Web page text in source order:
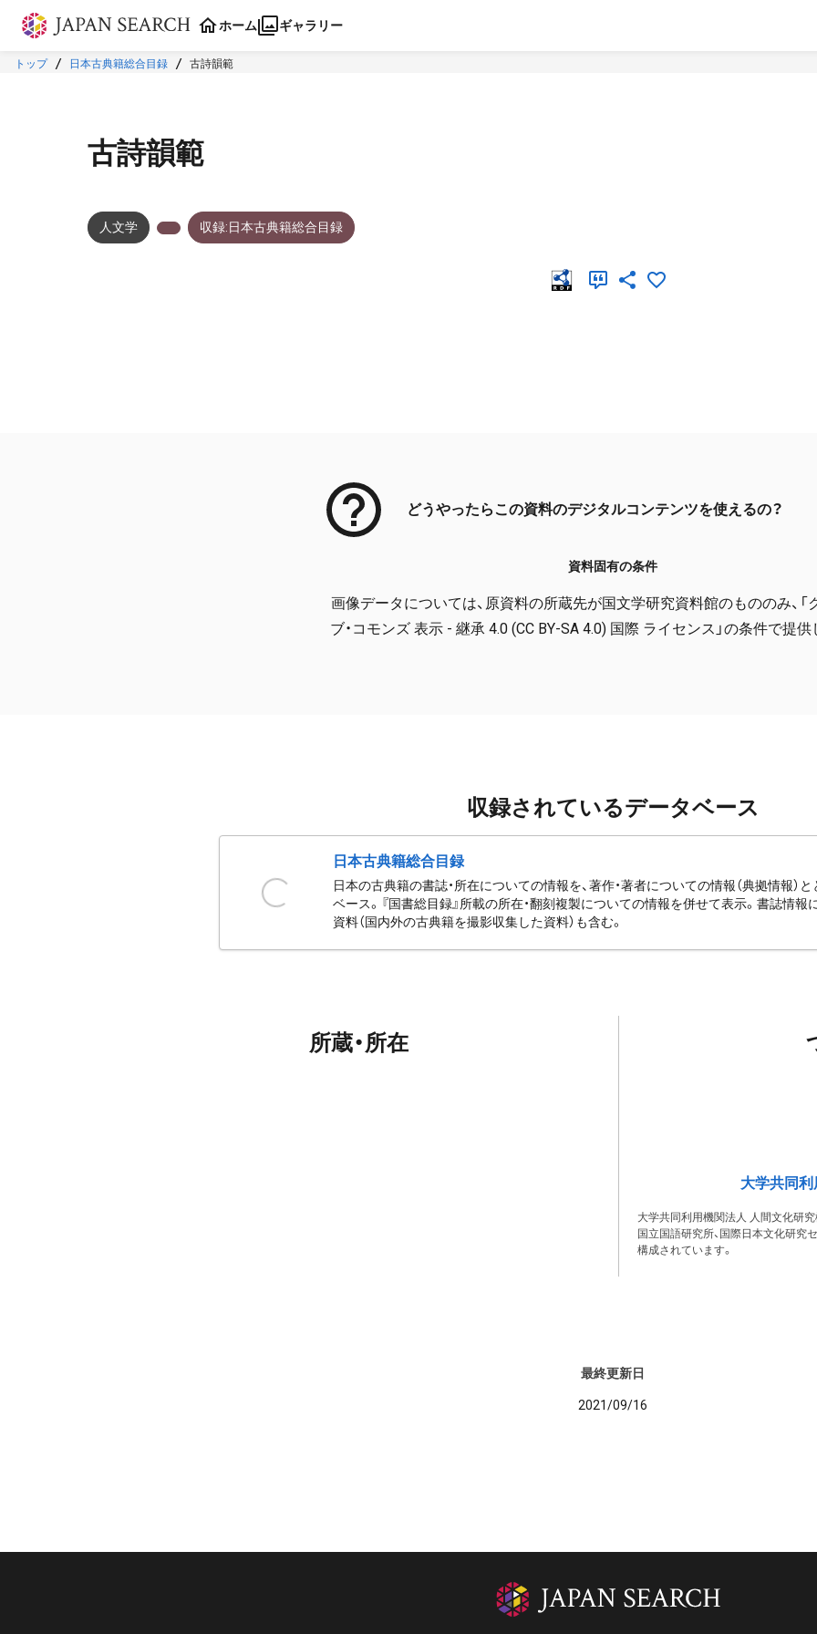
本文に飛ぶ
ホーム ギャラリー
トップ 日本古典籍総合目録 古詩韻範
古詩韻範
人文学 収録:日本古典籍総合目録
どうやったらこの資料のデジタルコンテンツを使えるの？
資料固有の条件
画像データについては、原資料の所蔵先が国文学研究資料館のもののみ、「
ブ・コモンズ 表示 - 継承 4.0 (CC BY-SA 4.0) 国際 ライセンス」の条件で提供
収録されているデータベース
日本古典籍総合目録
日本の古典籍の書誌・所在についての情報を、著作・著者についての情報（典拠情報）
ベース。『国書総目録』所載の所在・翻刻複製についての情報を併せて表示。書誌情報
資料（国内外の古典籍を撮影収集した資料）も含む。
所蔵・所在
大学共同
大学共同利用機関法人 人間文化研究
国立国語研究所、国際日本文化研究
構成されています。
最終更新日
2021/09/16